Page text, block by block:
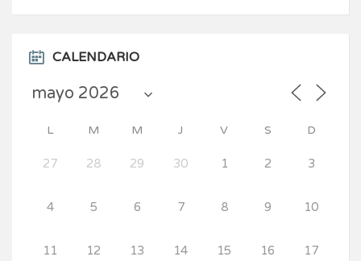
CALENDARIO
L M M J V S D
27 28 29 30 1 2 3
4 5 6 7 8 9 10
11 12 13 14 15 16 17